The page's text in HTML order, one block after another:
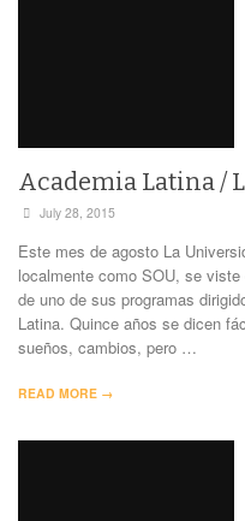
Academia Latina /
July 28, 2015
Este mes de agosto La
localmente como SOU, se
de uno de sus programas
Latina. Quince años se dicen
sueños, cambios, pero …
READ MORE →